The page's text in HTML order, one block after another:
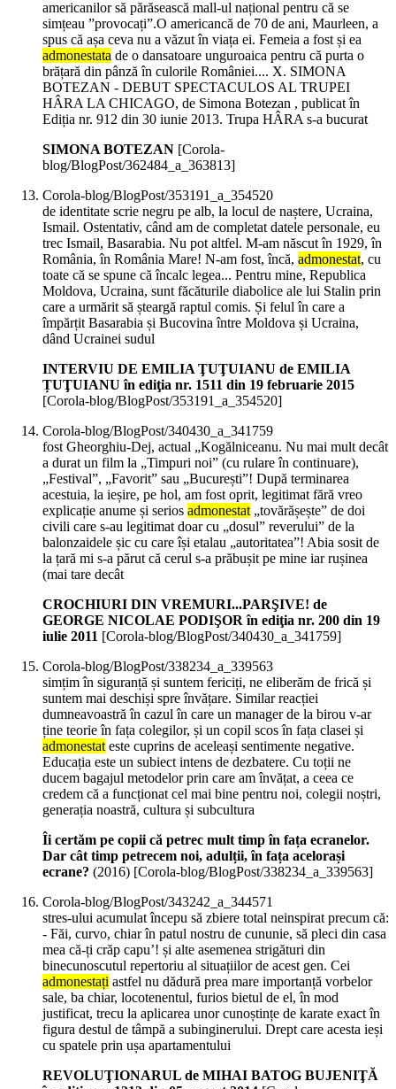
americanilor să părăsească mall-ul național pentru că se
simțeau ”provocați”.O americancă de 70 de ani, Maurleen, a
spus că așa ceva nu a văzut în viața ei. Femeia a fost și ea
admonestata de o dansatoare unguroaica pentru că purta o
brățară din pânză în culorile României.... X. SIMONA
BOTEZAN - DEBUT SPECTACULOS AL TRUPEI
HÂRA LA CHICAGO, de Simona Botezan , publicat în
Ediția nr. 912 din 30 iunie 2013. Trupa HÂRA s-a bucurat
SIMONA BOTEZAN [Corola-
blog/BlogPost/362484_a_363813]
Corola-blog/BlogPost/353191_a_354520
de identitate scrie negru pe alb, la locul de naștere, Ucraina,
Ismail. Ostentativ, când am de completat datele personale, eu
trec Ismail, Basarabia. Nu pot altfel. M-am născut în 1929, în
România, în România Mare! N-am fost, încă, admonestat, cu
toate că se spune că încalc legea... Pentru mine, Republica
Moldova, Ucraina, sunt făcăturile diabolice ale lui Stalin prin
care a urmărit să șteargă raptul comis. Și felul în care a
împărțit Basarabia și Bucovina între Moldova și Ucraina,
dând Ucrainei sudul
INTERVIU DE EMILIA ŢUŢUIANU de EMILIA
ȚUŢUIANU în ediţia nr. 1511 din 19 februarie 2015
[Corola-blog/BlogPost/353191_a_354520]
Corola-blog/BlogPost/340430_a_341759
fost Gheorghiu-Dej, actual „Kogălniceanu. Nu mai mult decât
a durat un film la „Timpuri noi” (cu rulare în continuare),
„Festival”, „Favorit” sau „București”! După terminarea
acestuia, la ieșire, pe hol, am fost oprit, legitimat fără vreo
explicație anume și serios admonestat„tovărășește” de doi
civili care s-au legitimat doar cu „dosul” reverului” de la
balonzaidele șic cu care își etalau „autoritatea”! Abia sosit de
la țară mi s-a părut că cerul s-a prăbușit pe mine iar rușinea
(mai tare decât
CROCHIURI DIN VREMURI...PARŞIVE! de
GEORGE NICOLAE PODIŞOR în ediţia nr. 200 din 19
iulie 2011 [Corola-blog/BlogPost/340430_a_341759]
Corola-blog/BlogPost/338234_a_339563
simțim în siguranță și suntem fericiți, ne eliberăm de frică și
suntem mai deschiși spre învățare. Similar reacției
dumneavoastră în cazul în care un manager de la birou v-ar
ține teorie în fața colegilor, și un copil scos în fața clasei și
admonestateste cuprins de aceleași sentimente negative.
Educația este un subiect intens de dezbatere. Cu toții ne
ducem bagajul metodelor prin care am învățat, a ceea ce
credem că a funcționat cel mai bine pentru noi, colegii noștri,
generația noastră, cultura și subcultura
Îi certăm pe copii că petrec mult timp în fața ecranelor.
Dar cât timp petrecem noi, adulții, în fața acelorași
ecrane? (2016) [Corola-blog/BlogPost/338234_a_339563]
Corola-blog/BlogPost/343242_a_344571
stres-ului acumulat începu să zbiere total neinspirat precum că:
- Făi, curvo, chiar în patul nostru de cununie, să pleci din casa
mea că-ți crăp capu’! și alte asemenea strigături din
binecunoscutul repertoriu al situațiilor de acest gen. Cei
admonestați astfel nu dădură prea mare importanță vorbelor
sale, ba chiar, locotenentul, furios bietul de el, în mod
justificat, trecu la aplicarea unor cunoștințe de karate exact în
figura destul de tâmpă a subinginerului. Drept care acesta ieși
cu spatele prin ușa apartamentului
REVOLUŢIONARUL de MIHAI BATOG BUJENIŢĂ